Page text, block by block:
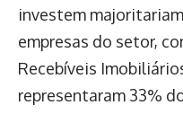
investem
empresas do setor,
Recebíveis
representaram 33%